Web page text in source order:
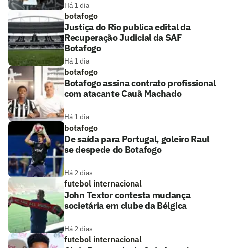
Há 1 dia
botafogo
Justiça do Rio publica edital da
Recuperação Judicial da SAF
Botafogo
Há 1 dia
botafogo
Botafogo assina contrato profissional
com atacante Cauã Machado
Há 1 dia
botafogo
De saída para Portugal, goleiro Raul
se despede do Botafogo
Há 2 dias
futebol internacional
John Textor contesta mudança
societária em clube da Bélgica
Há 2 dias
futebol internacional